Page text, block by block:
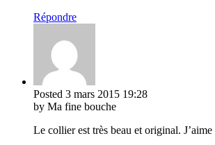
Répondre
Posted 3 mars 2015 19:28
by Ma fine bouche
Le collier est très beau et original.